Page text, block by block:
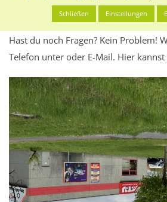
Alles klar? Dann findest du direkt im
Buchungdes Standorts.
Hast du noch Fragen? Kein Problem!
Telefon unter oder E-Mail. Hier
Schließen Einstellungen